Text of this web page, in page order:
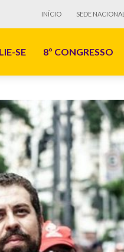
INÍCIO SEDE NACIONAL
SE 8º CONGRESSO